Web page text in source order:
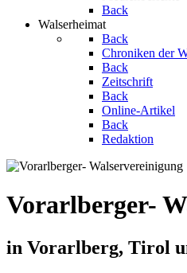
Back
Walserheimat
Back
Chroniken der
Back
Zeitschrift
Back
Online-Artikel
Back
Redaktion
Vorarlberger-
in Vorarlberg, Tirol